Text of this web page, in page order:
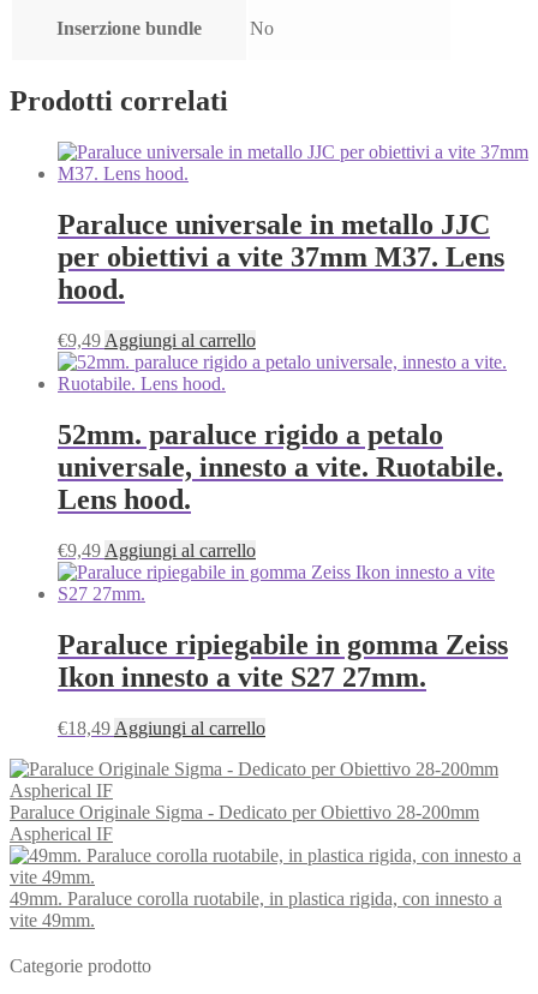
Inserzione bundle No
Prodotti correlati
Paraluce universale in metallo JJC
per obiettivi a vite 37mm M37. Lens
hood.
€9,49 Aggiungi al carrello
52mm. paraluce rigido a petalo
universale, innesto a vite. Ruotabile.
Lens hood.
€9,49 Aggiungi al carrello
Paraluce ripiegabile in gomma Zeiss
Ikon innesto a vite S27 27mm.
€18,49 Aggiungi al carrello
Paraluce Originale Sigma - Dedicato per Obiettivo 28-200mm
Aspherical IF
49mm. Paraluce corolla ruotabile, in plastica rigida, con innesto a
vite 49mm.
Categorie prodotto